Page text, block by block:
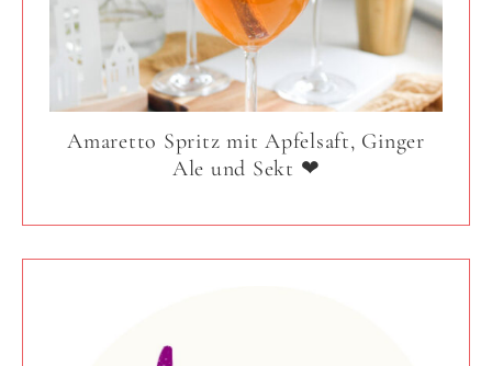
Amaretto Spritz mit Apfelsaft, Ginger
Ale und Sekt ❤